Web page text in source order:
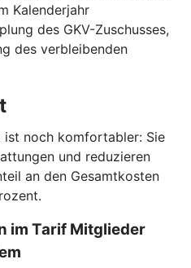
Kalenderjahr
des GKV-Zuschusses,
des verbleibenden
noch komfortabler: Sie
und reduzieren
an den Gesamtkosten
im Tarif Mitglieder